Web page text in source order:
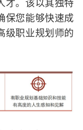
才。该以其独特
保您能够快速成
级职业规划师的